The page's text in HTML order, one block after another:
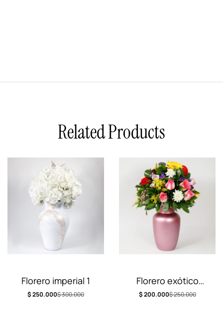
Related Products
Florero imperial 1
$300.000
$250.000
Florero exótico
tropical
$250.000
$200.000